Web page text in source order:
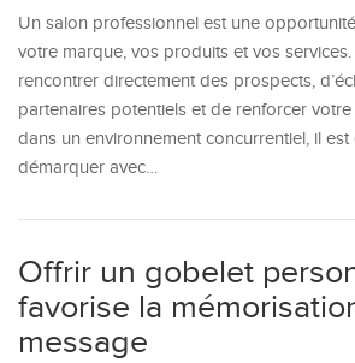
Un salon professionnel est une
votre marque, vos produits et vos
rencontrer directement des prospects,
partenaires potentiels et de renforcer
dans un environnement concurrentiel, il est
démarquer avec…
Offrir un gobelet
favorise la
message